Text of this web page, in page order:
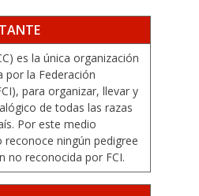
es la única organización
por la Federación
para organizar, llevar y
de todas las razas
Por este medio
ningún pedigree
no reconocida por FCI.